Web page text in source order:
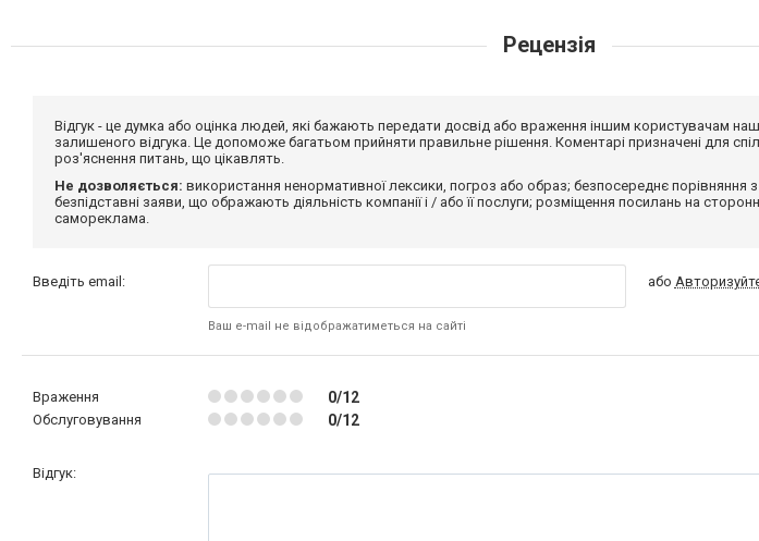
Рецензія
Відгук - це думка або оцінка людей, які бажають передати досвід або враження іншим користувачам
залишеного відгука. Це допоможе багатьом прийняти правильне рішення. Коментарі призначені для
роз'яснення питань, що цікавлять.
Не дозволяється: використання ненормативної лексики, погроз або образ; безпосереднє порівняння
безпідставні заяви, що ображають діяльність компанії і / або її послуги; розміщення посилань на
самореклама.
Введіть email:
Ваш e-mail не відображатиметься на сайті
або
Враження 0/12
Обслуговування 0/12
Відгук: